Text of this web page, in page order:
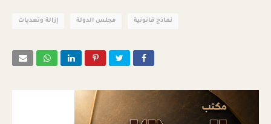
إزالة وتعديات مجلس الدولة نماذج قانونية